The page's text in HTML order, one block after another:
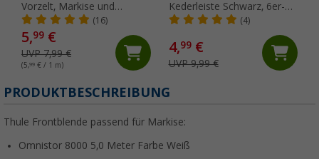
Vorzelt, Markise und
Wohnwagen, Meterware
(16)
5,99 €
UVP 7,99 €
(5,99 € / 1 m)
Kederleiste Schwarz, 6er-
Pack
(4)
4,99€
UVP 9,99 €
PRODUKTBESCHREIBUNG
Thule Frontblende passend für Markise:
Omnistor 8000 5,0 Meter Farbe Weiß